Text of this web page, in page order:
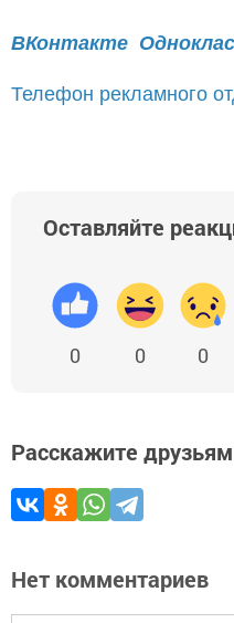
ВКонтакте
Телефон рекламного
Оставляйте
0 0 0
Расскажите друзьям
Нет комментариев